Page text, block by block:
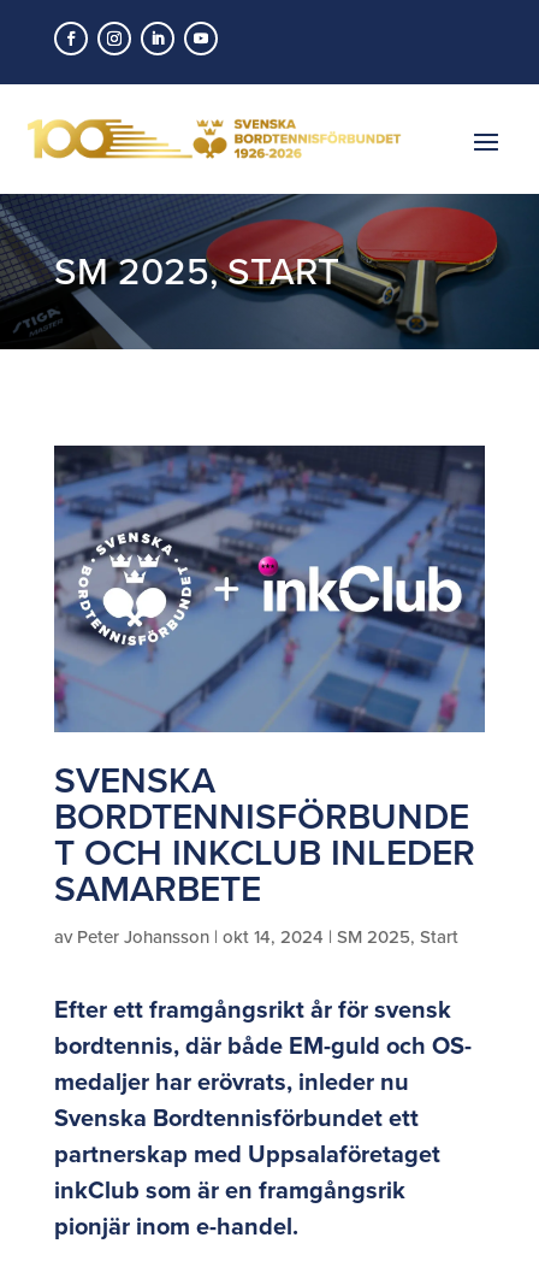
SM 2025,START
SVENSKA
BORDTENNISFÖRBUNDE
T OCH INKCLUB INLEDER
SAMARBETE
avPeter Johansson| okt 14, 2024 | SM 2025, Start
Efter ett framgångsrikt år för svensk
bordtennis, där både EM-guld och OS-
medaljer har erövrats, inleder nu
Svenska Bordtennisförbundet ett
partnerskap med Uppsalaföretaget
inkClub som är en framgångsrik
pionjär inom e-handel.